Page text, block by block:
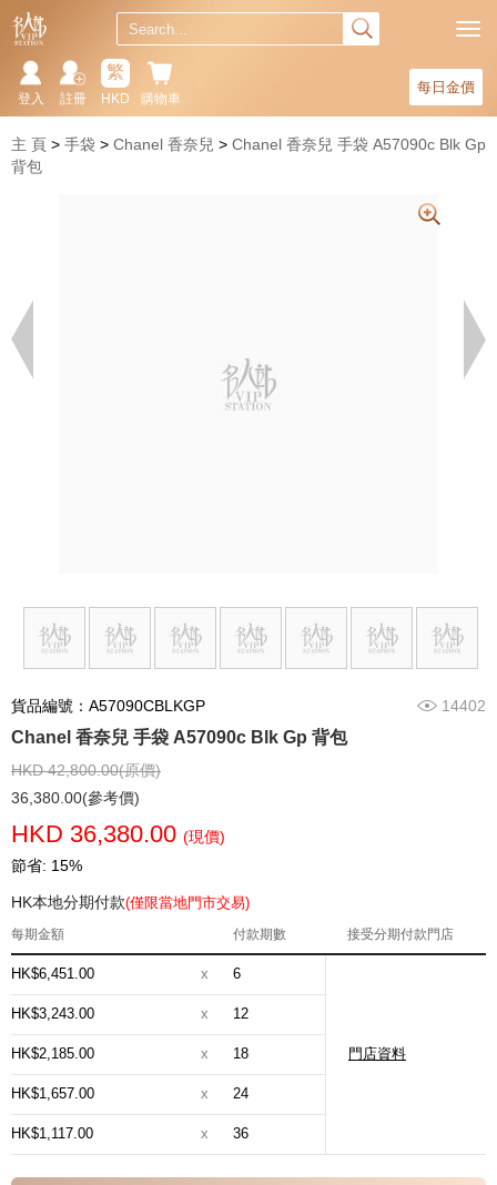
每日金價
購物車
繁
HKD
註冊
登入
主 頁 手袋 Chanel 香奈兒
Chanel 香奈兒 手袋 A57090c Blk Gp
背包
貨品編號：A57090CBLKGP 14402
Chanel 香奈兒 手袋 A57090c Blk Gp 背包
HKD 42,800.00(原價)
36,380.00(參考價)
HKD 36,380.00 (現價)
節省: 15%
HK本地分期付款(僅限當地門市交易)
每期金額 付款期數 接受分期付款門店
HK$6,451.00 x 6
門店資料
HK$3,243.00 x 12
HK$2,185.00 x 18
HK$1,657.00 x 24
HK$1,117.00 x 36